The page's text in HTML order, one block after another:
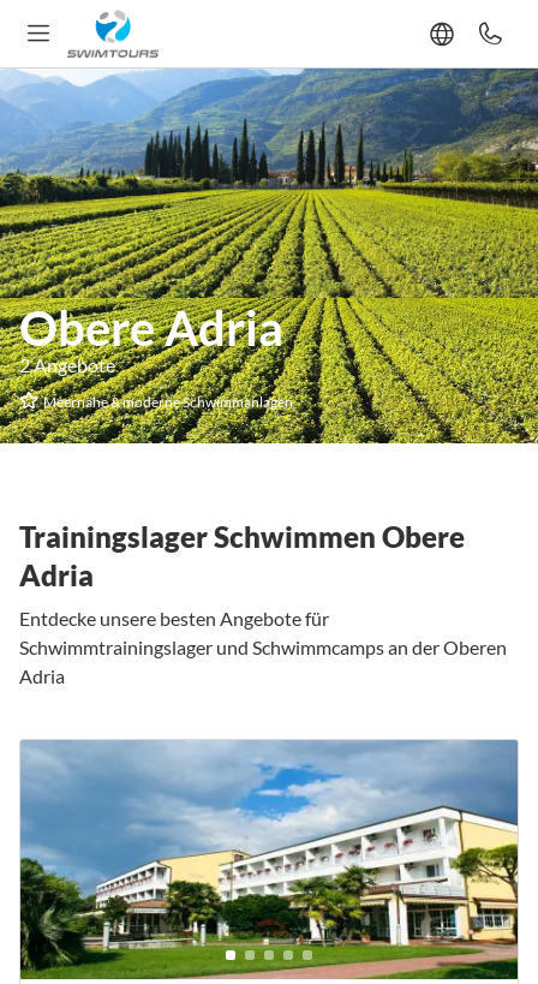
Obere Adria
2 Angebote
Meernähe & moderne Schwimmanlagen
Trainingslager Schwimmen Obere
Adria
Entdecke unsere besten Angebote für
Schwimmtrainingslager und Schwimmcamps an der Oberen
Adria